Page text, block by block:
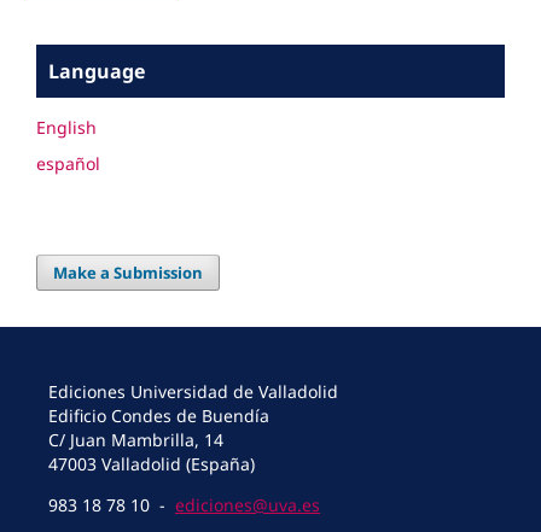
Language
English
español
Make a Submission
Ediciones Universidad de Valladolid
Edificio Condes de Buendía
C/ Juan Mambrilla, 14
47003 Valladolid (España)
983 18 78 10 - ediciones@uva.es